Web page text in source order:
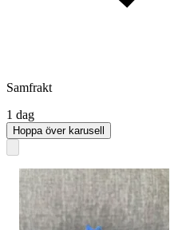
Samfrakt
1 dag
Hoppa över karusell